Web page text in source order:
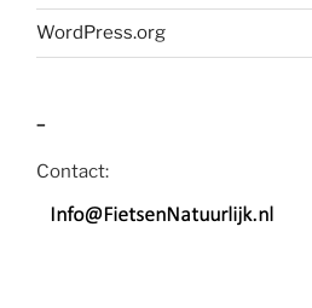
WordPress.org
–
Contact: